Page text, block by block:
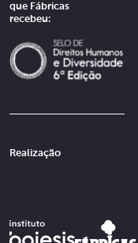
que Fábricas
recebeu:
Realização